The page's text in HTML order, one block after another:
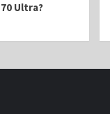
Ultra?